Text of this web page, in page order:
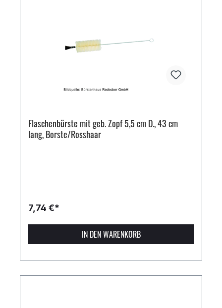
Flaschenbürste mit geb. Zopf 5,5 cm D., 43 cm
lang, Borste/Rosshaar
7,74 €*
IN DEN WARENKORB